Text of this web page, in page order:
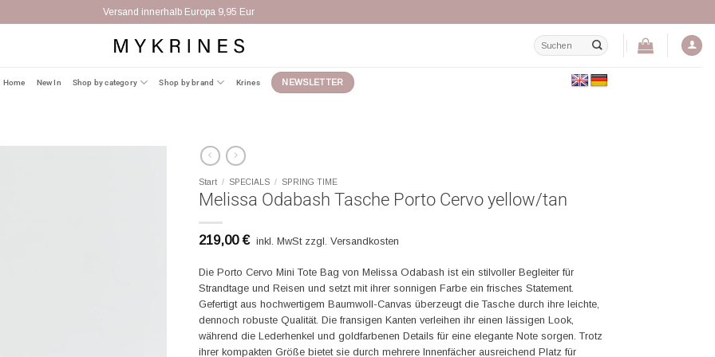
Versand innerhalb Europa 9,95 Eur
Suchen
nach:
Home New In Shop by category Shop by brand Krines NEWSLETTER
Start / SPECIALS / SPRING TIME
Melissa Odabash Tasche Porto Cervo yellow/tan
219,00€ inkl. MwSt zzgl. Versandkosten
Die Porto Cervo Mini Tote Bag von Melissa Odabash ist ein stilvoller Begleiter für
Strandtage und Reisen und setzt mit ihrer sonnigen Farbe ein frisches Statement.
Gefertigt aus hochwertigem Baumwoll-Canvas überzeugt die Tasche durch ihre leichte,
dennoch robuste Qualität. Die fransigen Kanten verleihen ihr einen lässigen Look,
während die Lederhenkel und goldfarbenen Details für eine elegante Note sorgen. Trotz
ihrer kompakten Größe bietet sie durch mehrere Innenfächer ausreichend Platz für